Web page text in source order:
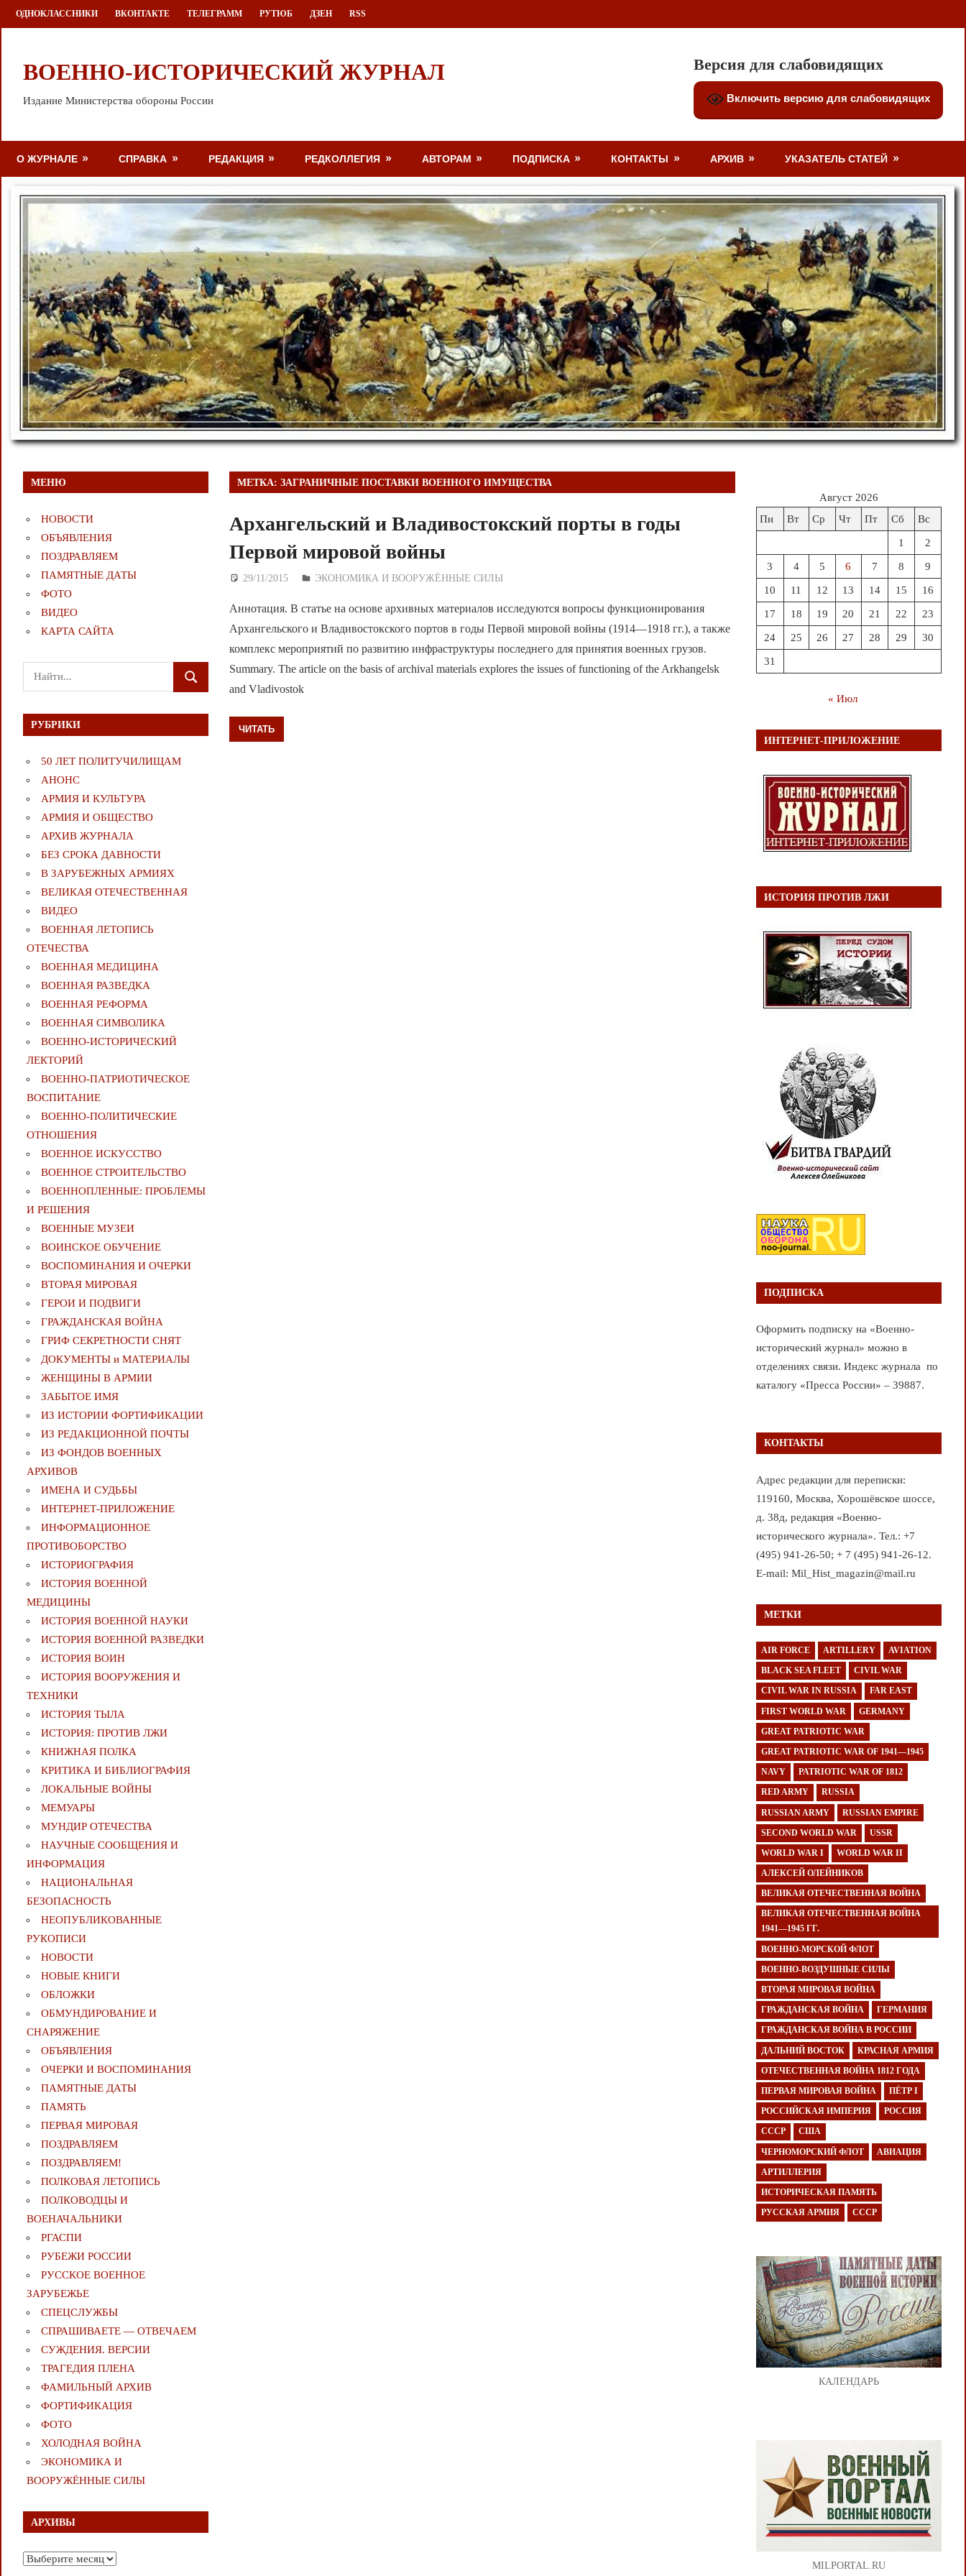
Перейти
к
ОДНОКЛАССНИКИ ВКОНТАКТЕ ТЕЛЕГРАММ РУТЮБ ДЗЕН RSS
ВОЕННО-ИСТОРИЧЕСКИЙ ЖУРНАЛ
Издание Министерства обороны России
Версия для слабовидящих
Включить версию для слабовидящих
О ЖУРНАЛЕ СПРАВКА РЕДАКЦИЯ РЕДКОЛЛЕГИЯ АВТОРАМ ПОДПИСКА КОНТАКТЫ АРХИВ УКАЗАТЕЛЬ СТАТЕЙ
МЕТКА:ЗАГРАНИЧНЫЕ ПОСТАВКИ ВОЕННОГО ИМУЩЕСТВА
Архангельский и Владивостокский порты в годы
Первой мировой войны
29/11/2015 Дежурный по Редакции
ЭКОНОМИКА И ВООРУЖЁННЫЕ СИЛЫ
Аннотация. В статье на основе архивных материалов исследуются вопросы функционирования
Архангельского и Владивостокского портов в годы Первой мировой войны (1914—1918 гг.), а также
комплекс мероприятий по развитию инфраструктуры последнего для принятия военных грузов.
Summary. The article on the basis of archival materials explores the issues of functioning of the Arkhangelsk
and Vladivostok
ЧИТАТЬ
МЕНЮ
НОВОСТИ
ОБЪЯВЛЕНИЯ
ПОЗДРАВЛЯЕМ
ПАМЯТНЫЕ ДАТЫ
ФОТО
ВИДЕО
КАРТА САЙТА
Поиск
для:
ПОИСК
РУБРИКИ
50 ЛЕТ ПОЛИТУЧИЛИЩАМ
АНОНС
АРМИЯ И КУЛЬТУРА
АРМИЯ И ОБЩЕСТВО
АРХИВ ЖУРНАЛА
БЕЗ СРОКА ДАВНОСТИ
В ЗАРУБЕЖНЫХ АРМИЯХ
ВЕЛИКАЯ ОТЕЧЕСТВЕННАЯ
ВИДЕО
ВОЕННАЯ ЛЕТОПИСЬ
ОТЕЧЕСТВА
ВОЕННАЯ МЕДИЦИНА
ВОЕННАЯ РАЗВЕДКА
ВОЕННАЯ РЕФОРМА
ВОЕННАЯ СИМВОЛИКА
ВОЕННО-ИСТОРИЧЕСКИЙ
ЛЕКТОРИЙ
ВОЕННО-ПАТРИОТИЧЕСКОЕ
ВОСПИТАНИЕ
ВОЕННО-ПОЛИТИЧЕСКИE
ОТНОШЕНИЯ
ВОЕННОЕ ИСКУССТВО
ВОЕННОЕ СТРОИТЕЛЬСТВО
ВОЕННОПЛЕННЫЕ: ПРОБЛЕМЫ
И РЕШЕНИЯ
ВОЕННЫЕ МУЗЕИ
ВОИНСКОЕ ОБУЧЕНИЕ
ВОСПОМИНАНИЯ И ОЧЕРКИ
ВТОРАЯ МИРОВАЯ
ГЕРОИ И ПОДВИГИ
ГРАЖДАНСКАЯ ВОЙНА
ГРИФ СЕКРЕТНОСТИ СНЯТ
ДОКУМЕНТЫ и МАТЕРИАЛЫ
ЖЕНЩИНЫ В АРМИИ
ЗАБЫТОЕ ИМЯ
ИЗ ИСТОРИИ ФОРТИФИКАЦИИ
ИЗ РЕДАКЦИОННОЙ ПОЧТЫ
ИЗ ФОНДОВ ВОЕННЫХ
АРХИВОВ
ИМЕНА И СУДЬБЫ
ИНТЕРНЕТ-ПРИЛОЖЕНИЕ
ИНФОРМАЦИОННОЕ
ПРОТИВОБОРСТВО
ИСТОРИОГРАФИЯ
ИСТОРИЯ ВОЕННОЙ
МЕДИЦИНЫ
ИСТОРИЯ ВОЕННОЙ НАУКИ
ИСТОРИЯ ВОЕННОЙ РАЗВЕДКИ
ИСТОРИЯ ВОИН
ИСТОРИЯ ВООРУЖЕНИЯ И
ТЕХНИКИ
ИСТОРИЯ ТЫЛА
ИСТОРИЯ: ПРОТИВ ЛЖИ
КНИЖНАЯ ПОЛКА
КРИТИКА И БИБЛИОГРАФИЯ
ЛОКАЛЬНЫЕ ВОЙНЫ
МЕМУАРЫ
МУНДИР ОТЕЧЕСТВА
НАУЧНЫЕ СООБЩЕНИЯ И
ИНФОРМАЦИЯ
НАЦИОНАЛЬНАЯ
БЕЗОПАСНОСТЬ
НЕОПУБЛИКОВАННЫЕ
РУКОПИСИ
НОВОСТИ
НОВЫЕ КНИГИ
ОБЛОЖКИ
ОБМУНДИРОВАНИЕ И
СНАРЯЖЕНИЕ
ОБЪЯВЛЕНИЯ
ОЧЕРКИ И ВОСПОМИНАНИЯ
ПАМЯТНЫЕ ДАТЫ
ПАМЯТЬ
ПЕРВАЯ МИРОВАЯ
ПОЗДРАВЛЯЕМ
ПОЗДРАВЛЯЕМ!
ПОЛКОВАЯ ЛЕТОПИСЬ
ПОЛКОВОДЦЫ И
ВОЕНАЧАЛЬНИКИ
РГАСПИ
РУБЕЖИ РОССИИ
РУССКОЕ ВОЕННОЕ
ЗАРУБЕЖЬЕ
СПЕЦСЛУЖБЫ
СПРАШИВАЕТЕ — ОТВЕЧАЕМ
СУЖДЕНИЯ. ВЕРСИИ
ТРАГЕДИЯ ПЛЕНА
ФАМИЛЬНЫЙ АРХИВ
ФОРТИФИКАЦИЯ
ФОТО
ХОЛОДНАЯ ВОЙНА
ЭКОНОМИКА И
ВООРУЖЁННЫЕ СИЛЫ
АРХИВЫ
Архивы
Август 2026
Пн
Вт Ср Чт Пт Сб Вс
1 2
3 4 5 6 7 8 9
10 11 12 13 14 15 16
17 18 19 20 21 22 23
24 25 26 27 28 29 30
31
« Июл
ИНТЕРНЕТ-ПРИЛОЖЕНИЕ
ИСТОРИЯ ПРОТИВ ЛЖИ
ПОДПИСКА
Оформить подписку на «Военно-
исторический журнал» можно в
отделениях связи. Индекс журнала по
каталогу «Пресса России» – 39887.
КОНТАКТЫ
Адрес редакции для переписки:
119160, Москва, Хорошёвское шоссе,
д. 38д, редакция «Военно-
исторического журнала». Тел.: +7
(495) 941-26-50; + 7 (495) 941-26-12.
E-mail: Mil_Hist_magazin@mail.ru
МЕТКИ
AIR FORCE ARTILLERY AVIATION
BLACK SEA FLEET CIVIL WAR
CIVIL WAR IN RUSSIA FAR EAST
FIRST WORLD WAR GERMANY
GREAT PATRIOTIC WAR
GREAT PATRIOTIC WAR OF 1941—1945
NAVY PATRIOTIC WAR OF 1812
RED ARMY RUSSIA
RUSSIAN ARMY RUSSIAN EMPIRE
SECOND WORLD WAR USSR
WORLD WAR I WORLD WAR II
АЛЕКСЕЙ ОЛЕЙНИКОВ
ВЕЛИКАЯ ОТЕЧЕСТВЕННАЯ ВОЙНА
ВЕЛИКАЯ ОТЕЧЕСТВЕННАЯ ВОЙНА
1941—1945 ГГ.
ВОЕННО-МОРСКОЙ ФЛОТ
ВОЕННО-ВОЗДУШНЫЕ СИЛЫ
ВТОРАЯ МИРОВАЯ ВОЙНА
ГРАЖДАНСКАЯ ВОЙНА ГЕРМАНИЯ
ГРАЖДАНСКАЯ ВОЙНА В РОССИИ
ДАЛЬНИЙ ВОСТОК КРАСНАЯ АРМИЯ
ОТЕЧЕСТВЕННАЯ ВОЙНА 1812 ГОДА
ПЕРВАЯ МИРОВАЯ ВОЙНА ПЁТР I
РОССИЙСКАЯ ИМПЕРИЯ РОССИЯ
СССР США
ЧЕРНОМОРСКИЙ ФЛОТ АВИАЦИЯ
АРТИЛЛЕРИЯ
ИСТОРИЧЕСКАЯ ПАМЯТЬ
РУССКАЯ АРМИЯ СССР
КАЛЕНДАРЬ
MILPORTAL.RU